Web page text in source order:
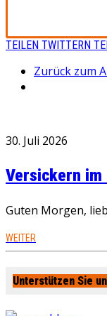
TEILEN TWITTERN
Zurück zum
30. Juli 2026
Versickern im
Guten Morgen,
WEITER
Unterstützen Sie